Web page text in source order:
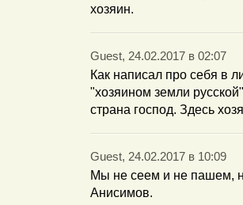
хозяин.
Guest, 24.02.2017 в 02:07
Как написал про себя в
"хозяином земли
страна господ. Здесь
Guest, 24.02.2017 в 10:09
Мы не сеем и не пашем,
Анисимов.